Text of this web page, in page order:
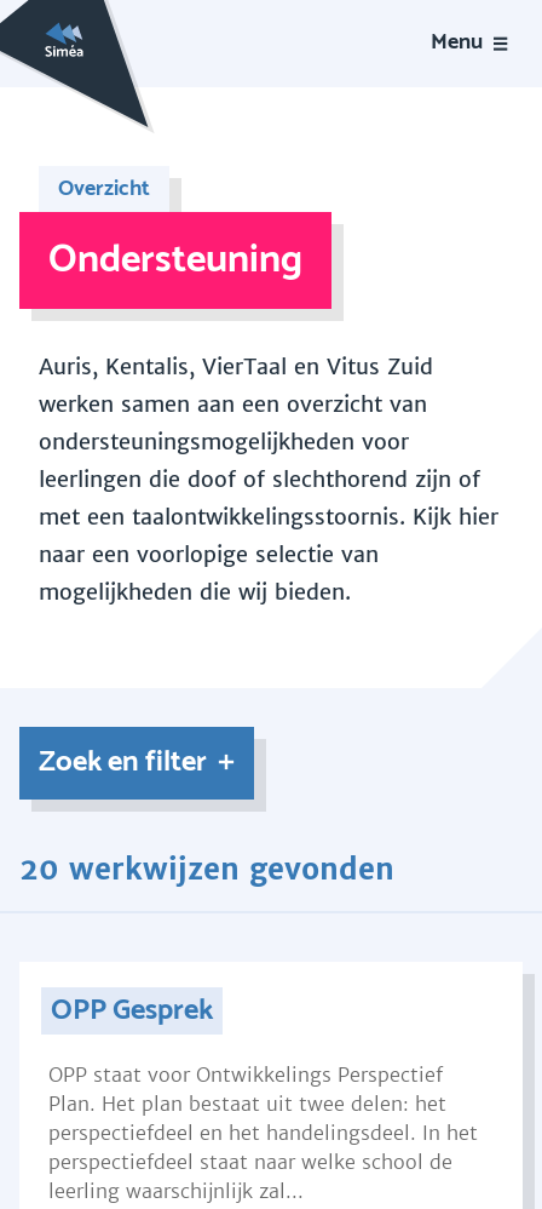
Menu
Overzicht
Ondersteuning
Auris, Kentalis, VierTaal en Vitus Zuid
werken samen aan een overzicht van
ondersteuningsmogelijkheden voor
leerlingen die doof of slechthorend zijn of
met een taalontwikkelingsstoornis. Kijk hier
naar een voorlopige selectie van
mogelijkheden die wij bieden.
Zoek en filter
20 werkwijzen gevonden
OPP Gesprek
OPP staat voor Ontwikkelings Perspectief
Plan. Het plan bestaat uit twee delen: het
perspectiefdeel en het handelingsdeel. In het
perspectiefdeel staat naar welke school de
leerling waarschijnlijk zal...